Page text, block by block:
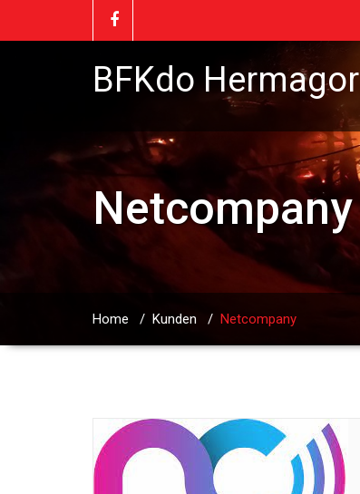
BFKdo Hermagor
Netcompany
Home / Kunden / Netcompany